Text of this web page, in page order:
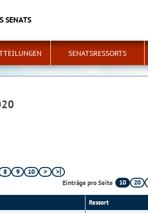
SENATS
SENATSRESSORTS
8 9
10
Einträge pro Seite
10 20
Ressort